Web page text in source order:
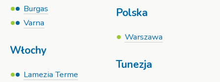
Burgas
Varna
Włochy
Lamezia Terme
Polska
Warszawa
Tunezja